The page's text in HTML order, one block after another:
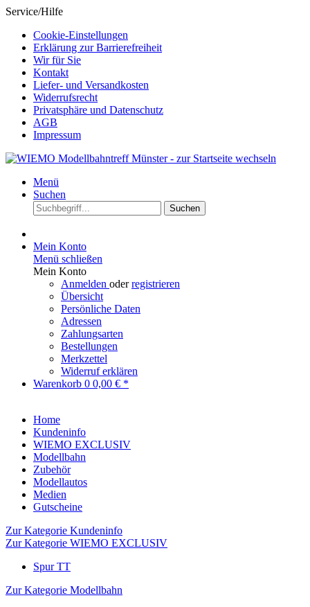
Service/Hilfe
Cookie-Einstellungen
Erklärung zur Barrierefreiheit
Wir für Sie
Kontakt
Liefer- und Versandkosten
Widerrufsrecht
Privatsphäre und Datenschutz
AGB
Impressum
Menü
Suchen
Suchen
Mein Konto
Menü schließen
Mein Konto
Anmelden oderregistrieren
Übersicht
Persönliche Daten
Adressen
Zahlungsarten
Bestellungen
Merkzettel
Widerruf erklären
Warenkorb 0 0,00 € *
Home
Kundeninfo
WIEMO EXCLUSIV
Modellbahn
Zubehör
Modellautos
Medien
Gutscheine
Zur Kategorie Kundeninfo
Zur Kategorie WIEMO EXCLUSIV
Spur TT
Zur Kategorie Modellbahn